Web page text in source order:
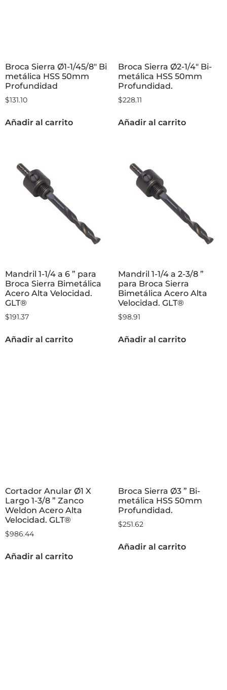
Broca Sierra Ø1-1/45/8″ Bi
metálica HSS 50mm
Profundidad
$131.10
Añadir al carrito
Broca Sierra Ø2-1/4″ Bi-
metálica HSS 50mm
Profundidad.
$228.11
Añadir al carrito
Mandril 1-1/4 a 6 ” para
Broca Sierra Bimetálica
Acero Alta Velocidad.
GLT®
$191.37
Añadir al carrito
Mandril 1-1/4 a 2-3/8 ”
para Broca Sierra
Bimetálica Acero Alta
Velocidad. GLT®
$98.91
Añadir al carrito
Cortador Anular Ø1 X
Largo 1-3/8 ” Zanco
Weldon Acero Alta
Velocidad. GLT®
$986.44
Añadir al carrito
Broca Sierra Ø3 ” Bi-
metálica HSS 50mm
Profundidad.
$251.62
Añadir al carrito